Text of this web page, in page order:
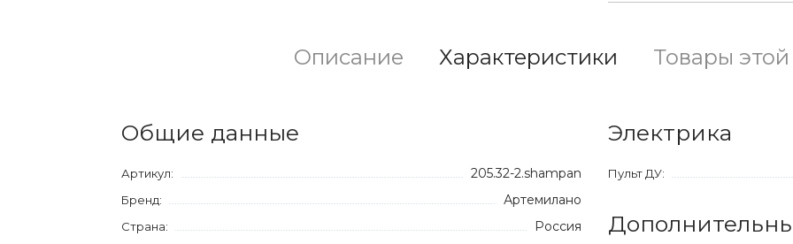
Описание Характеристики Товары
Общие данные
Артикул: 205.32-2.shampan
Бренд: Артемилано
Страна: Россия
Электрика
Пульт ДУ: